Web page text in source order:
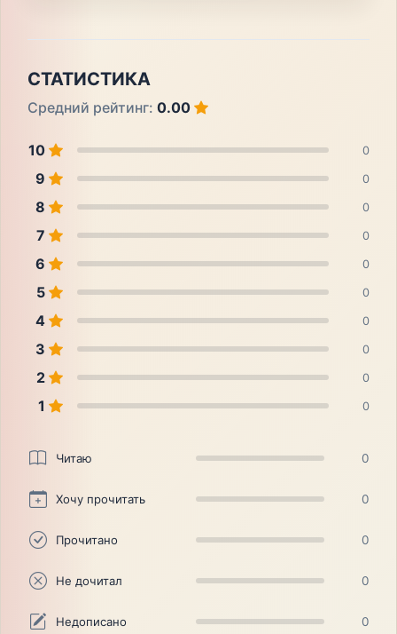
СТАТИСТИКА
Средний рейтинг: 0.00
10 0
9 0
8 0
7 0
6 0
5 0
4 0
3 0
2 0
1 0
Читаю 0
Хочу прочитать 0
Прочитано 0
Не дочитал 0
Недописано 0